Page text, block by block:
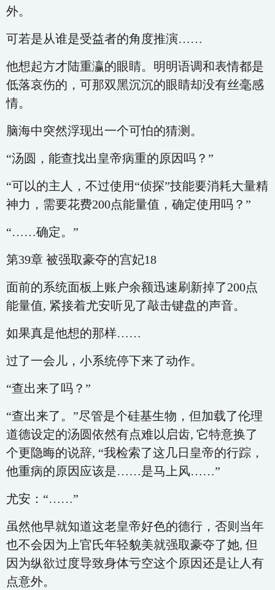
外。
可若是从谁是受益者的角度推演……
他想起方才陆重瀛的眼睛。明明语调和表情都是
低落哀伤的，可那双黑沉沉的眼睛却没有丝毫感
情。
脑海中突然浮现出一个可怕的猜测。
“汤圆，能查找出皇帝病重的原因吗？”
“可以的主人，不过使用“侦探”技能要消耗大量精
神力，需要花费200点能量值，确定使用吗？”
“……确定。”
第39章 被强取豪夺的宫妃18
面前的系统面板上账户余额迅速刷新掉了200点
能量值, 紧接着尤安听见了敲击键盘的声音。
如果真是他想的那样……
过了一会儿，小系统停下来了动作。
“查出来了吗？”
“查出来了。”尽管是个硅基生物，但加载了伦理
道德设定的汤圆依然有点难以启齿, 它特意换了
个更隐晦的说辞, “我检索了这几日皇帝的行踪，
他重病的原因应该是……是马上风……”
尤安：“……”
虽然他早就知道这老皇帝好色的德行，否则当年
也不会因为上官氏年轻貌美就强取豪夺了她, 但
因为纵欲过度导致身体亏空这个原因还是让人有
点意外。